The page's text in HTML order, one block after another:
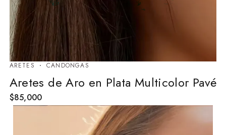
ARETES ⁠CANDONGAS
Aretes de Aro en Plata Multicolor Pavé
$85,000